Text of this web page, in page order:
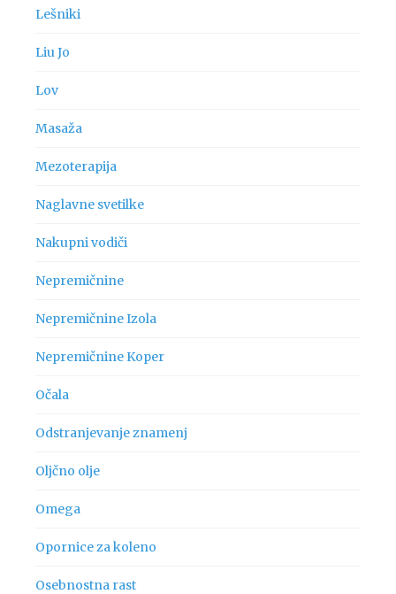
Lešniki
Liu Jo
Lov
Masaža
Mezoterapija
Naglavne svetilke
Nakupni vodiči
Nepremičnine
Nepremičnine Izola
Nepremičnine Koper
Očala
Odstranjevanje znamenj
Oljčno olje
Omega
Opornice za koleno
Osebnostna rast